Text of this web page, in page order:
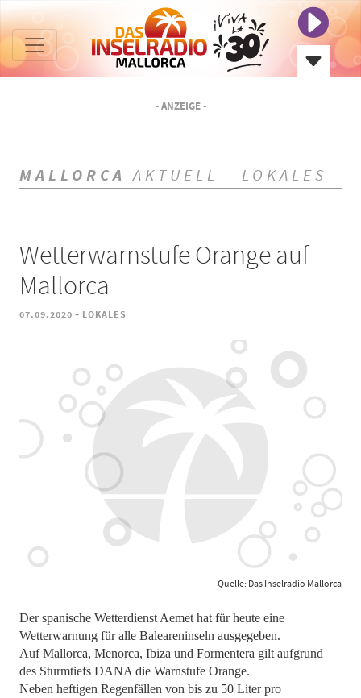
- ANZEIGE -
MALLORCA AKTUELL - LOKALES
Wetterwarnstufe Orange auf
Mallorca
07.09.2020 - LOKALES
Quelle: Das Inselradio Mallorca
Der spanische Wetterdienst Aemet hat für heute eine
Wetterwarnung für alle Baleareninseln ausgegeben.
Auf Mallorca, Menorca, Ibiza und Formentera gilt aufgrund
des Sturmtiefs DANA die Warnstufe Orange.
Neben heftigen Regenfällen von bis zu 50 Liter pro